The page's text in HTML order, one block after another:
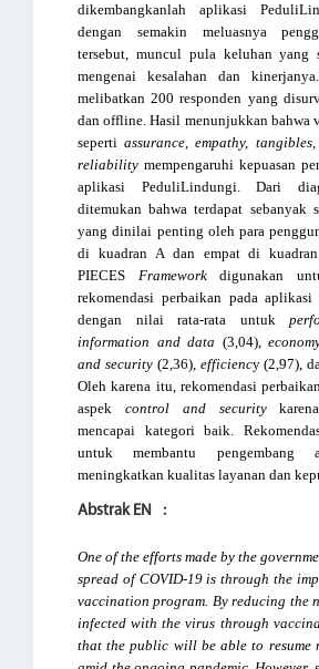
dikembangkanlah aplikasi
dengan semakin meluasnya
tersebut, muncul pula keluhan yang
mengenai kesalahan dan
melibatkan 200 responden yang
dan offline. Hasil menunjukkan bahwa
seperti assurance, empathy,
reliability mempengaruhi kepuasan
aplikasi PeduliLindungi. Dari
ditemukan bahwa terdapat sebanyak
yang dinilai penting oleh para
di kuadran A dan empat di
PIECES Framework digunakan
rekomendasi perbaikan pada
dengan nilai rata-rata untuk
information and data (3,04),
and security (2,36), efficiency (2,97),
Oleh karena itu, rekomendasi
aspek control and security
mencapai kategori baik.
untuk membantu pengembang
meningkatkan kualitas layanan dan
Abstrak EN :
One of the efforts made by the
spread of COVID-19 is through the
vaccination program. By reducing the
infected with the virus through
that the public will be able to resume